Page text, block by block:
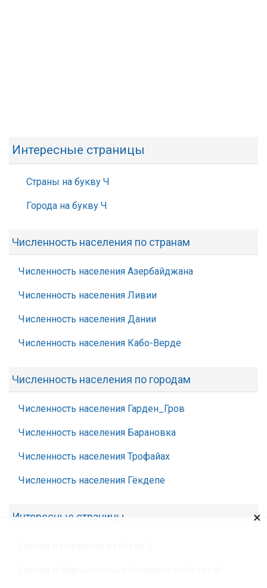
Интересные страницы
Страны на букву Ч
Города на букву Ч
Численность населения по странам
Численность населения Азербайджана
Численность населения Ливии
Численность населения Дании
Численность населения Кабо-Верде
Численность населения по городам
Численность населения Гарден_Гров
Численность населения Барановка
Численность населения Трофайах
Численность населения Гёкдепе
Интересные страницы ×